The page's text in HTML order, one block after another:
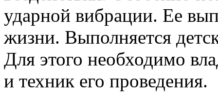
ударной вибрации. Ее
жизни. Выполняется
Для этого необходимо
и техник его проведения.